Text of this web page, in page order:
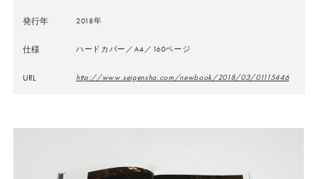
発行年 2018年
仕様 ハードカバー／A4／160ページ
URL http://www.seigensha.com/newbook/2018/03/01115446